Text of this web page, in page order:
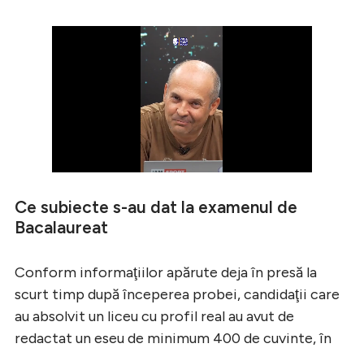
Ce subiecte s-au dat la examenul de
Bacalaureat
Conform informaţiilor apărute deja în presă la
scurt timp după începerea probei, candidaţii care
au absolvit un liceu cu profil real au avut de
redactat un eseu de minimum 400 de cuvinte, în